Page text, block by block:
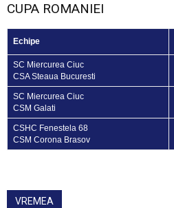
CUPA ROMANIEI
Echipe
SC Miercurea Ciuc
CSA Steaua Bucuresti
SC Miercurea Ciuc
CSM Galati
CSHC Fenestela 68
CSM Corona Brasov
VREMEA